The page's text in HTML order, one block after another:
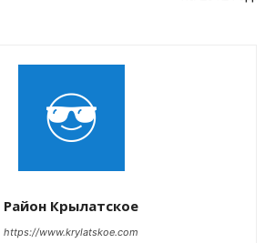
Район Крылатское
https://www.krylatskoe.com